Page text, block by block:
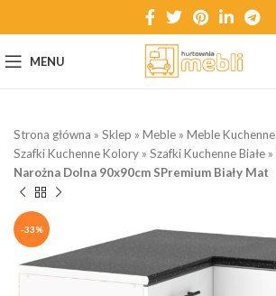
MENU
Strona główna » Sklep » Meble » Meble Kuchenne
Szafki Kuchenne Kolory » Szafki Kuchenne Białe »
Narożna Dolna 90x90cm SPremium Biały Mat
-33%